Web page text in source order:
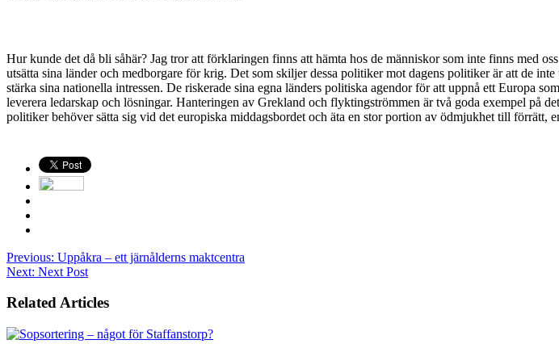
Hur kunde det då bli såhär? Jag tror att förklaringen finns att hämta hos de människor som inte finns med
utsätta sina länder och medborgare för krig. Det som skiljer dessa politiker mot dagens politiker är att de
stärka sina nationella intressen. De riskerade sina egna länders politiska agendor för att uppnå ett Europa
leverera ledarskap och lösningar. Hanteringen av Grekland och flyktingströmmen är två goda exempel på
politiker behöver sätta sig vid det europiska middagsbordet och äta en stor portion av ödmjukhet till
Previous: Uppåkra – ett järnålderns maktcentra
Next: Next Post
Related Articles